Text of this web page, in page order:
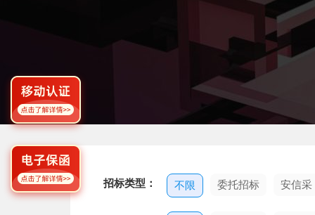
招标类型： 不限 委托招标 安信采